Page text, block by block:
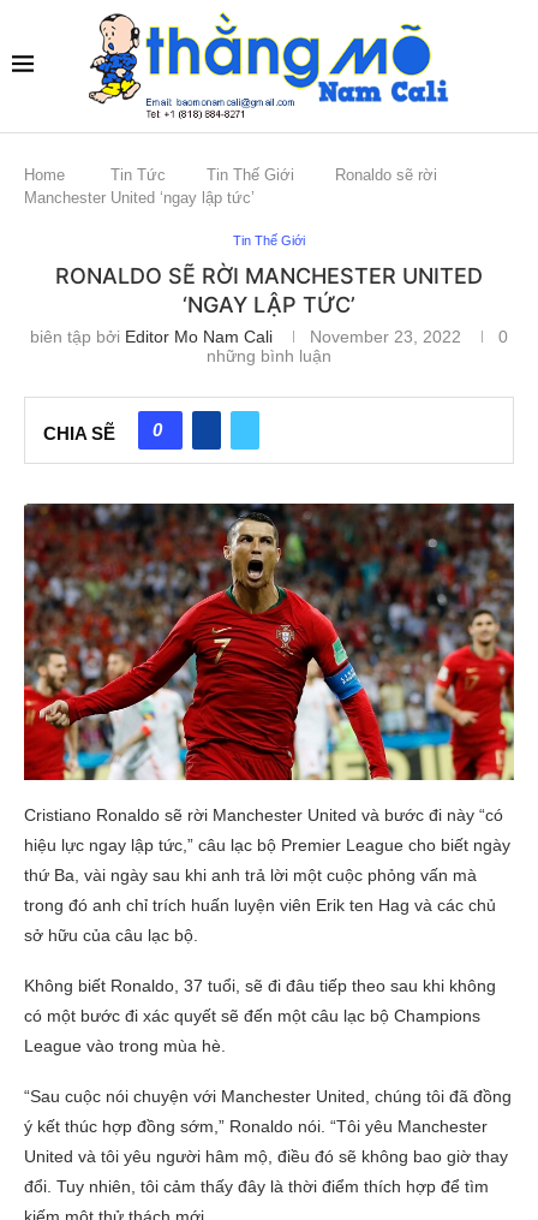
Home Tin Tức Tin Thế Giới
Ronaldo sẽ rời
Manchester United ‘ngay lập tức’
Tin Thế Giới
RONALDO SẼ RỜI MANCHESTER UNITED
‘NGAY LẬP TỨC’
biên tập bởi Editor Mo Nam Cali November 23, 2022
0
những bình luận
CHIA SẼ 0
Cristiano Ronaldo sẽ rời Manchester United và bước đi này “có
hiệu lực ngay lập tức,” câu lạc bộ Premier League cho biết ngày
thứ Ba, vài ngày sau khi anh trả lời một cuộc phỏng vấn mà
trong đó anh chỉ trích huấn luyện viên Erik ten Hag và các chủ
sở hữu của câu lạc bộ.
Không biết Ronaldo, 37 tuổi, sẽ đi đâu tiếp theo sau khi không
có một bước đi xác quyết sẽ đến một câu lạc bộ Champions
League vào trong mùa hè.
“Sau cuộc nói chuyện với Manchester United, chúng tôi đã đồng
ý kết thúc hợp đồng sớm,” Ronaldo nói. “Tôi yêu Manchester
United và tôi yêu người hâm mộ, điều đó sẽ không bao giờ thay
đổi. Tuy nhiên, tôi cảm thấy đây là thời điểm thích hợp để tìm
kiếm một thử thách mới.